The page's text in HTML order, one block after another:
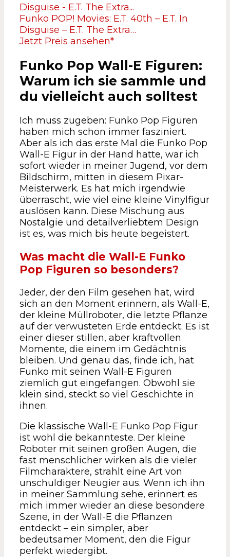
Funko POP! Movies: E.T. 40th – E.T. In
Disguise – E.T. The Extra…
Jetzt Preis ansehen*
Funko Pop Wall-E Figuren:
Warum ich sie sammle und
du vielleicht auch solltest
Ich muss zugeben: Funko Pop Figuren
haben mich schon immer fasziniert.
Aber als ich das erste Mal die Funko Pop
Wall-E Figur in der Hand hatte, war ich
sofort wieder in meiner Jugend, vor dem
Bildschirm, mitten in diesem Pixar-
Meisterwerk. Es hat mich irgendwie
überrascht, wie viel eine kleine Vinylfigur
auslösen kann. Diese Mischung aus
Nostalgie und detailverliebtem Design
ist es, was mich bis heute begeistert.
Was macht die Wall-E Funko
Pop Figuren so besonders?
Jeder, der den Film gesehen hat, wird
sich an den Moment erinnern, als Wall-E,
der kleine Müllroboter, die letzte Pflanze
auf der verwüsteten Erde entdeckt. Es ist
einer dieser stillen, aber kraftvollen
Momente, die einem im Gedächtnis
bleiben. Und genau das, finde ich, hat
Funko mit seinen Wall-E Figuren
ziemlich gut eingefangen. Obwohl sie
klein sind, steckt so viel Geschichte in
ihnen.
Die klassische Wall-E Funko Pop Figur
ist wohl die bekannteste. Der kleine
Roboter mit seinen großen Augen, die
fast menschlicher wirken als die vieler
Filmcharaktere, strahlt eine Art von
unschuldiger Neugier aus. Wenn ich ihn
in meiner Sammlung sehe, erinnert es
mich immer wieder an diese besondere
Szene, in der Wall-E die Pflanzen
entdeckt – ein simpler, aber
bedeutsamer Moment, den die Figur
perfekt wiedergibt.